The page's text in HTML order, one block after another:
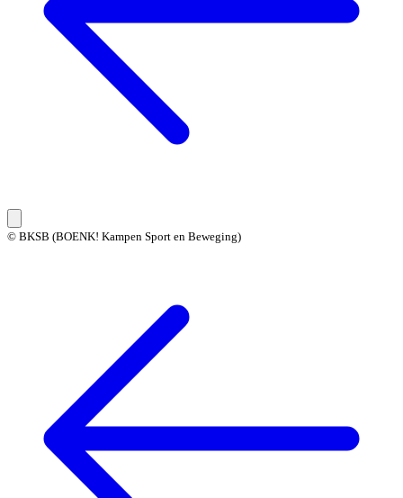
© BKSB (BOENK! Kampen Sport en Beweging)